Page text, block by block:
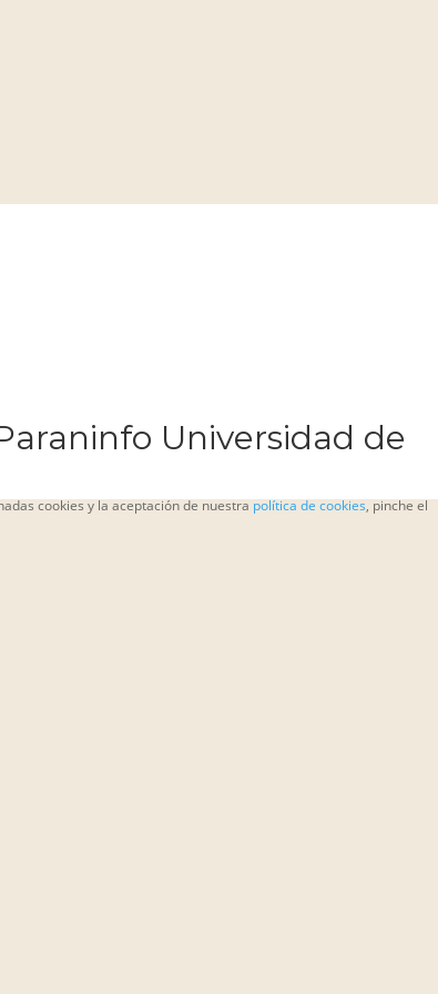
Universidad de
cookies y la aceptación de nuestrapolítica de cookies, pinche el